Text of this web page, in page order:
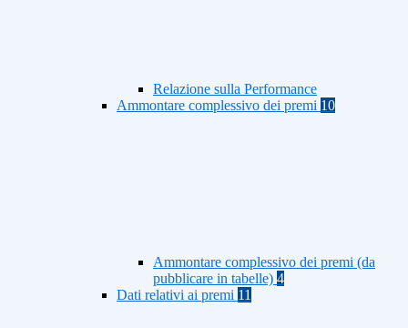
Relazione sulla Performance
Ammontare complessivo dei premi 10
Ammontare complessivo dei premi (da
pubblicare in tabelle) 4
Dati relativi ai premi 11